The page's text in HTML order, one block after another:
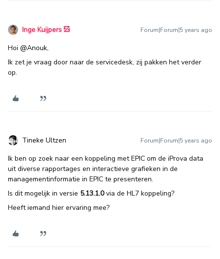
Inge Kuijpers Forum|Forum|5 years ago
Hoi @Anouk,
Ik zet je vraag door naar de servicedesk, zij pakken het verder
op.
Tineke Ultzen Forum|Forum|5 years ago
Ik ben op zoek naar een koppeling met EPIC om de iProva data
uit diverse rapportages en interactieve grafieken in de
managementinformatie in EPIC te presenteren.
Is dit mogelijk in versie 5.13.1.0via de HL7 koppeling?
Heeft iemand hier ervaring mee?